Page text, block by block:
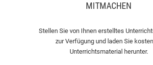
MITMACHEN
Stellen Sie von Ihnen erstelltes
zur Verfügung und laden Sie
Unterrichtsmaterial herunter.